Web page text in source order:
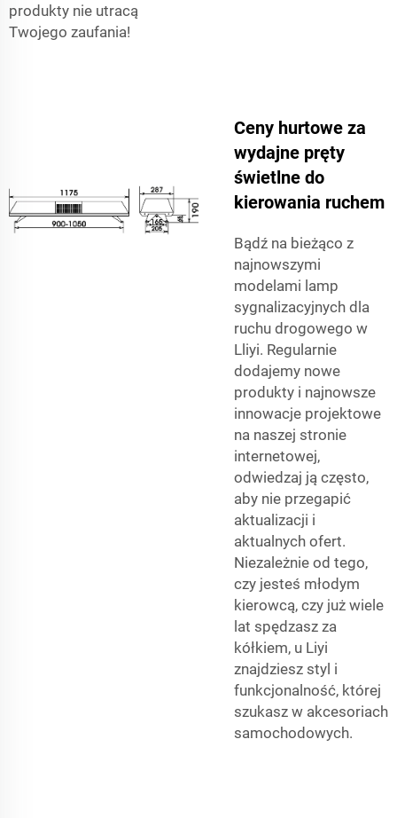
produkty nie utracą
Twojego zaufania!
Ceny hurtowe za
wydajne pręty
świetlne do
kierowania ruchem
Bądź na bieżąco z
najnowszymi
modelami lamp
sygnalizacyjnych dla
ruchu drogowego w
Lliyi. Regularnie
dodajemy nowe
produkty i najnowsze
innowacje projektowe
na naszej stronie
internetowej,
odwiedzaj ją często,
aby nie przegapić
aktualizacji i
aktualnych ofert.
Niezależnie od tego,
czy jesteś młodym
kierowcą, czy już wiele
lat spędzasz za
kółkiem, u Liyi
znajdziesz styl i
funkcjonalność, której
szukasz w akcesoriach
samochodowych.